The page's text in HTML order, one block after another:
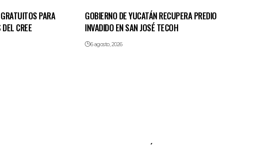
PARA
CREE
GOBIERNO DE YUCATÁN RECUPERA PREDIO
INVADIDO EN SAN JOSÉ TECOH
6 agosto, 2026